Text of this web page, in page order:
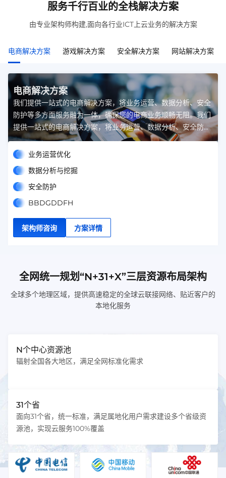
服务千行百业的全栈解决方案
由专业架构师构建,面向各行业ICT上云业务的解决方案
电商解决方案 游戏解决方案 安全解决方案 网站解决方案
电商解决方案
我们提供一站式的电商解决方案，将业务运营、数据分析、安全
防护等多方面服务融为一体，确保您的电商业务顺畅无阻。我们
提供一站式的电商解决方案，将业务运营、数据分析、安全防护
等多方面服务融为一体，确保您的电商业务顺畅无阻。
业务运营优化
数据分析与挖掘
安全防护
BBDGDDFH
架构师咨询 方案详情
全网统一规划“N+31+X”三层资源布局架构
全球多个地理区域，提供高速稳定的全球云联接网络、贴近客户的
本地化服务
N个中心资源池
辐射全国各大地区，满足全网标准化需求
31个省
面向31个省，统一标准，满足属地化用户需求建设多个省级资
源池，实现云服务100%覆盖